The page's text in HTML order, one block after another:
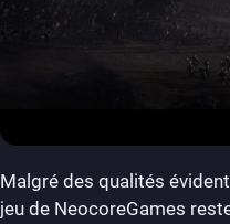
Malgré des qualités
jeu de NeocoreGames